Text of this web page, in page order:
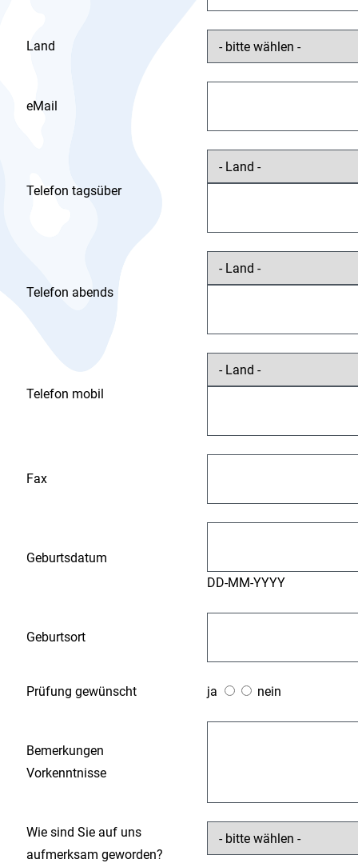
Land
eMail
Telefon tagsüber
Telefon abends
Telefon mobil
Fax
Geburtsdatum
DD-MM-YYYY
Geburtsort
Prüfung gewünscht ja nein
Bemerkungen
Vorkenntnisse
Wie sind Sie auf uns
aufmerksam geworden?